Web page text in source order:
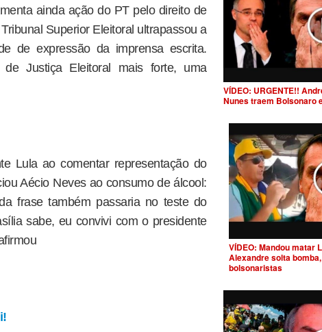
ainda ação do PT pelo direito de
Superior Eleitoral ultrapassou a
de expressão da imprensa escrita.
de Justiça Eleitoral mais forte, uma
Lula ao comentar representação do
Aécio Neves ao consumo de álcool:
frase também passaria no teste do
sabe, eu convivi com o presidente
VÍDEO: URGENTE!!
Nunes traem Bolsonaro
VÍDEO: Mandou matar
Alexandre solta
bolsonaristas